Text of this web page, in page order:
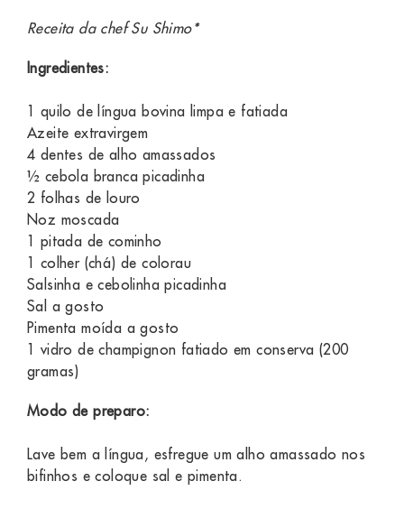
Receita da chef Su Shimo*
Ingredientes:
1 quilo de língua bovina limpa e fatiada
Azeite extravirgem
4 dentes de alho amassados
½ cebola branca picadinha
2 folhas de louro
Noz moscada
1 pitada de cominho
1 colher (chá) de colorau
Salsinha e cebolinha picadinha
Sal a gosto
Pimenta moída a gosto
1 vidro de champignon fatiado em conserva (200
gramas)
Modo de preparo:
Lave bem a língua, esfregue um alho amassado nos
bifinhos e coloque sal e pimenta.